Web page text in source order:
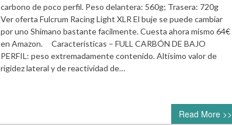
carbono de poco perfil. Peso delantera: 560g; Trasera: 720g
Ver oferta Fulcrum Racing Light XLR El buje se puede cambiar
por uno Shimano bastante facilmente. Cuesta ahora mismo 64€
en Amazon. Características – FULL CARBÓN DE BAJO
PERFIL: peso extremadamente contenido. Altísimo valor de
rigidez lateral y de reactividad de…
Read More >>